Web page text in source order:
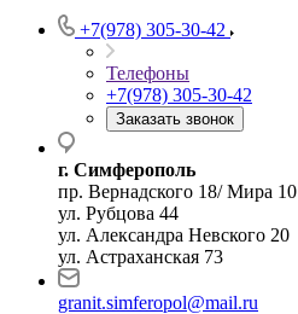
+7(978) 305-30-42
Телефоны
+7(978) 305-30-42
Заказать звонок
г. Симферополь
пр. Вернадского 18/ Мира 10
ул. Рубцова 44
ул. Александра Невского 20
ул. Астраханская 73
granit.simferopol@mail.ru